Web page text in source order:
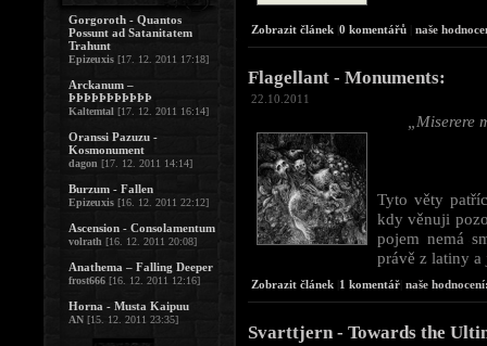
Zobrazit článek 0 komentářů naše
Flagellant - Monuments:
22.10.2011
Tyto věty
kdy věnuji
pojem nemá
právě z latiny
Zobrazit článek 1 komentář naše
Svarttjern - Towards the
Gorgoroth - Quantos
Possunt ad Satanitatem
Trahunt
Epizeuxis [17. 12. 2011 17:18]
Arckanum –
ÞÞÞÞÞÞÞÞÞÞÞ
Kaltemtal [17. 12. 2011 16:14]
Oranssi Pazuzu -
Kosmonument
dagon [17. 12. 2011 14:14]
Burzum - Fallen
Epizeuxis [16. 12. 2011 22:12]
Ascension - Consolamentum
volrath [16. 12. 2011 20:08]
Anathema – Falling Deeper
frost666 [16. 12. 2011 12:16]
Horna - Musta Kaipuu
AN [15. 12. 2011 23:35]